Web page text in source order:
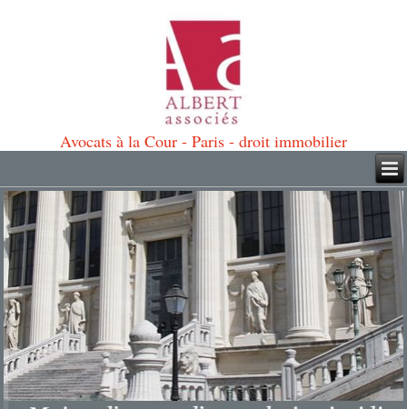
Avocats à la Cour - Paris - droit immobilier